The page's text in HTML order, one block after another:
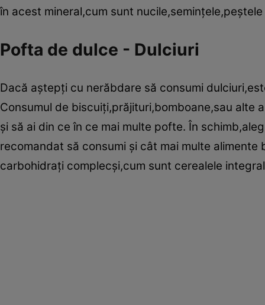
în acest mineral,cum sunt
Pofta de dulce - Dulciuri
Dacă aştepţi cu nerăbdare să consumi
Consumul de biscuiţi,prăjituri,bomboane,sau
şi să ai din ce în ce mai multe pofte. În
recomandat să consumi şi cât mai multe
carbohidraţi complecşi,cum sunt cerealele